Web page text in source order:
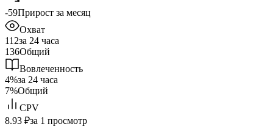
-59Прирост за месяц
Охват
112за 24 часа
136Общий
Вовлеченность
4%за 24 часа
7%Общий
CPV
8.93 ₽за 1 просмотр